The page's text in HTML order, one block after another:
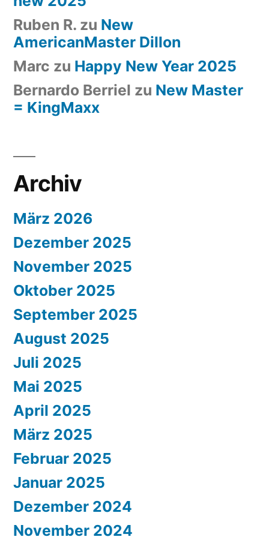
Ruben R. zu New
AmericanMaster Dillon
Marc zu Happy New Year 2025
Bernardo Berriel zu New Master
= KingMaxx
Archiv
März 2026
Dezember 2025
November 2025
Oktober 2025
September 2025
August 2025
Juli 2025
Mai 2025
April 2025
März 2025
Februar 2025
Januar 2025
Dezember 2024
November 2024